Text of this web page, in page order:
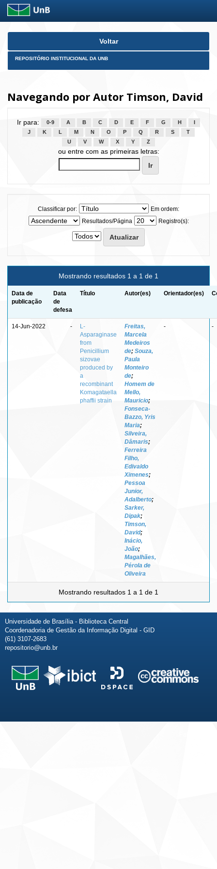
Skip
Voltar
REPOSITÓRIO INSTITUCIONAL DA UNB
Navegando por Autor Timson, David
Ir para: 0-9 A B C D E F G H
J
K L M N O P Q R S
T
U
V W X Y Z
ou entre com as primeiras letras:
Classificar por:
Em ordem:
Resultados/Página
Registro(s):
Mostrando resultados 1 a 1 de 1
Data de
publicação
Data
de
defesa
Título Autor(es) Orientador(es)
14-Jun-2022 -
L-
Asparaginase
from
Penicillium
sizovae
produced by
a
recombinant
Komagataella
phaffii strain
Freitas,
Marcela
Medeiros
de; Souza,
Paula
Monteiro
de;
Homem de
Mello,
Mauricio;
Fonseca-
Bazzo, Yris
Maria;
Silveira,
Dâmaris;
Ferreira
Filho,
Edivaldo
Ximenes;
Pessoa
Junior,
Adalberto;
Sarker,
Dipak;
Timson,
David;
Inácio,
João;
Magalhães,
Pérola de
Oliveira
- -
Mostrando resultados 1 a 1 de 1
Universidade de Brasília - Biblioteca Central
Coordenadoria de Gestão da Informação Digital - GID
(61) 3107-2683
repositorio@unb.br